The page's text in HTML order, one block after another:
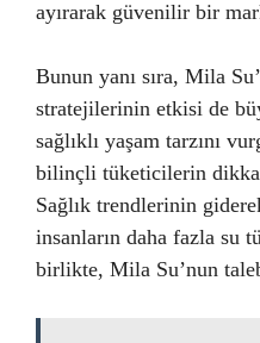
ayırarak güvenilir bir
Bunun yanı sıra, Mila
stratejilerinin etkisi de
sağlıklı yaşam tarzını
bilinçli tüketicilerin
Sağlık trendlerinin
insanların daha fazla su
birlikte, Mila Su’nun